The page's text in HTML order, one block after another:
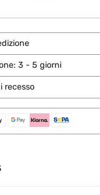
3 - 5 giorni
recesso